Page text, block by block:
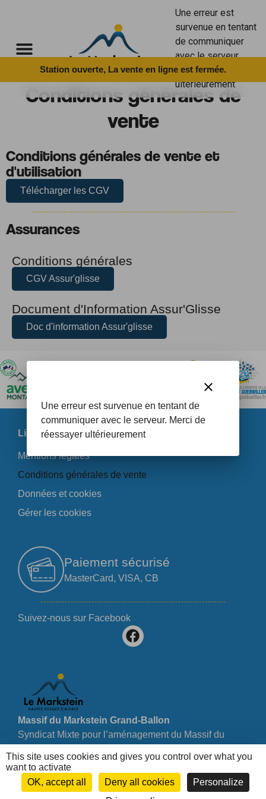
Une erreur est
survenue en tentant
de communiquer
avec le serveur.
Merci de réessayer
ultérieurement
Station ouverte, La vente en ligne est fermée.
Conditions générales de
vente
Conditions générales de vente et
d'utilisation
Télécharger les CGV
Assurances
Conditions générales
CGV Assur'glisse
Document d'Information Assur'Glisse
Doc d'information Assur'glisse
Liens utiles
Mentions légales
Conditions générales de vente
Données et cookies
Gérer les cookies
Paiement sécurisé
MasterCard, VISA, CB
Suivez-nous sur Facebook
Massif du Markstein Grand-Ballon
Syndicat Mixte pour l’aménagement du Massif du
Régie des remontées mécaniques – Markstein –
Route des Crêtes – 07 61 08 60 94
clear
Une erreur est survenue en tentant de
communiquer avec le serveur. Merci de
réessayer ultérieurement
This site uses cookies and gives you control over what you
want to activate
OK, accept all
Deny all cookies
Personalize